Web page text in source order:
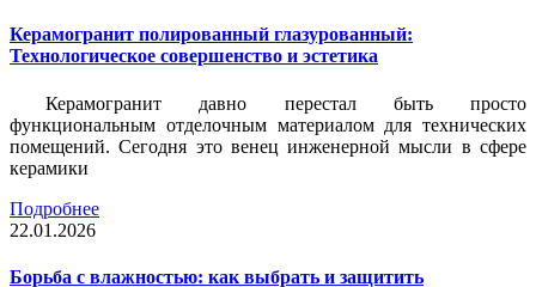
Керамогранит полированный глазурованный:
Технологическое совершенство и эстетика
Керамогранит давно перестал быть просто
функциональным отделочным материалом для технических
помещений. Сегодня это венец инженерной мысли в сфере
керамики
Подробнее
22.01.2026
Борьба с влажностью: как выбрать и защитить